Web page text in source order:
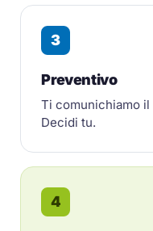
3
Preventivo
Ti comunichiamo
Decidi tu.
4